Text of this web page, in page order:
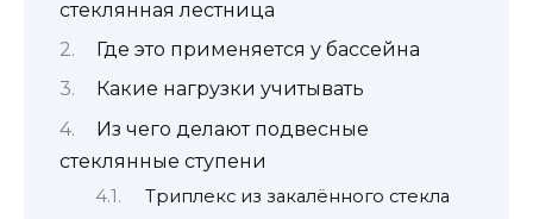
стеклянная лестница
Где это применяется у бассейна
Какие нагрузки учитывать
Из чего делают подвесные
стеклянные ступени
Триплекс из закалённого стекла